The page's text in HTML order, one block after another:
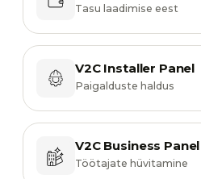
Tasu laadimise eest
V2C Installer Panel
Paigalduste haldus
V2C Business Panel
Töötajate hüvitamine